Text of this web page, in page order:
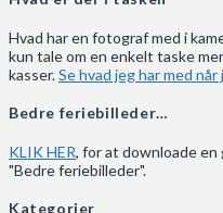
Hvad har en fotograf med i
kun tale om en enkelt taske
kasser.Se hvad jeg har med
Bedre feriebilleder…
KLIK HER, for at downloade en
"Bedre feriebilleder".
Kategorier